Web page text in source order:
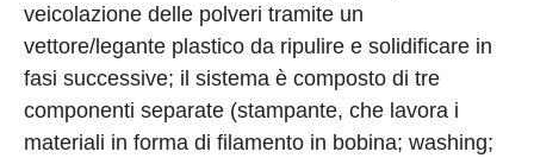
veicolazione delle polveri tramite un
vettore/legante plastico da ripulire e solidificare in
fasi successive; il sistema è composto di tre
componenti separate (stampante, che lavora i
materiali in forma di filamento in bobina; washing;